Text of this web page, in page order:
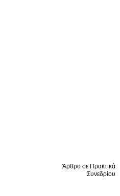
Άρθρο σε Πρακτικά
Συνεδρίου